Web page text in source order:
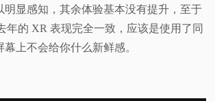
明显感知，其余体验基本没有提升，至于
年的 XR 表现完全一致，应该是使用了同
上不会给你什么新鲜感。